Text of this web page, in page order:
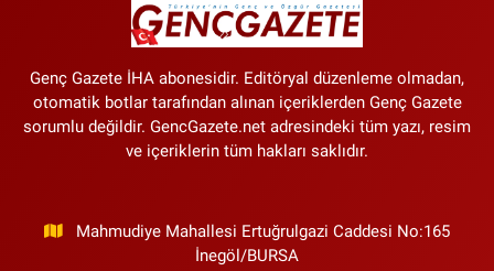
Genç Gazete İHA abonesidir. Editöryal düzenleme olmadan,
otomatik botlar tarafından alınan içeriklerden Genç Gazete
sorumlu değildir. GencGazete.net adresindeki tüm yazı, resim
ve içeriklerin tüm hakları saklıdır.
Mahmudiye Mahallesi Ertuğrulgazi Caddesi No:165
İnegöl/BURSA